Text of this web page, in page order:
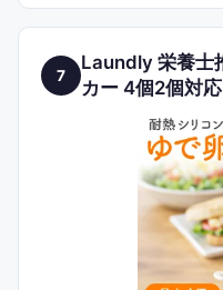
7
Laundly 栄養士
カー 4個2個対応